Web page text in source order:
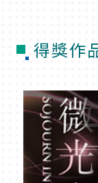
得獎作